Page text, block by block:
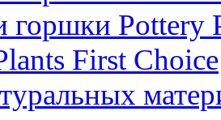
Pottery
First Choice